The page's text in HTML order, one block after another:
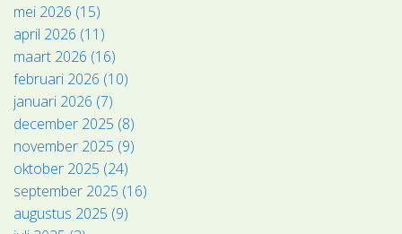
mei 2026 (15)
april 2026 (11)
maart 2026 (16)
februari 2026 (10)
januari 2026 (7)
december 2025 (8)
november 2025 (9)
oktober 2025 (24)
september 2025 (16)
augustus 2025 (9)